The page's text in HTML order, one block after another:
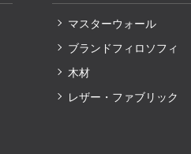
マスターウォール
ブランドフィロソフィ
木材
レザー・ファブリック